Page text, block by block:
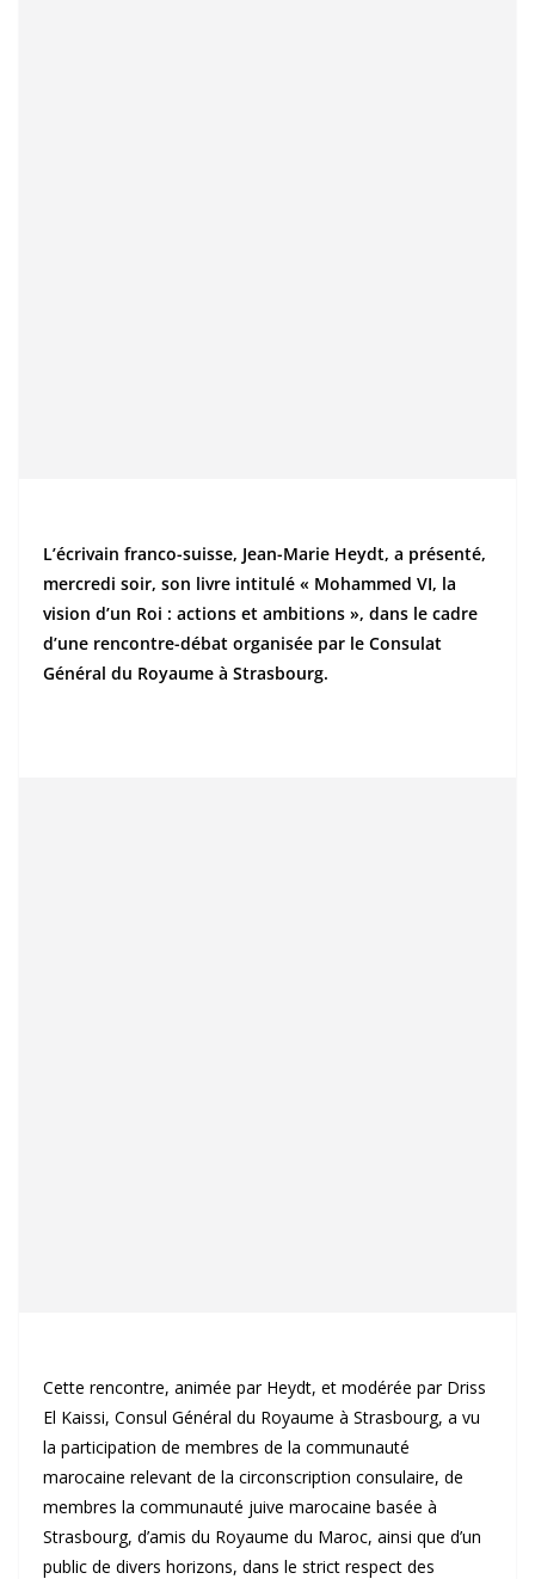
L’écrivain franco-suisse, Jean-Marie Heydt, a présenté,
mercredi soir, son livre intitulé « Mohammed VI, la
vision d’un Roi : actions et ambitions », dans le cadre
d’une rencontre-débat organisée par le Consulat
Général du Royaume à Strasbourg.
Cette rencontre, animée par Heydt, et modérée par Driss
El Kaissi, Consul Général du Royaume à Strasbourg, a vu
la participation de membres de la communauté
marocaine relevant de la circonscription consulaire, de
membres la communauté juive marocaine basée à
Strasbourg, d’amis du Royaume du Maroc, ainsi que d’un
public de divers horizons, dans le strict respect des